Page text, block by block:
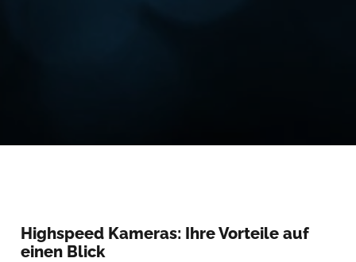
Highspeed Kameras: Ihre Vorteile auf
einen Blick